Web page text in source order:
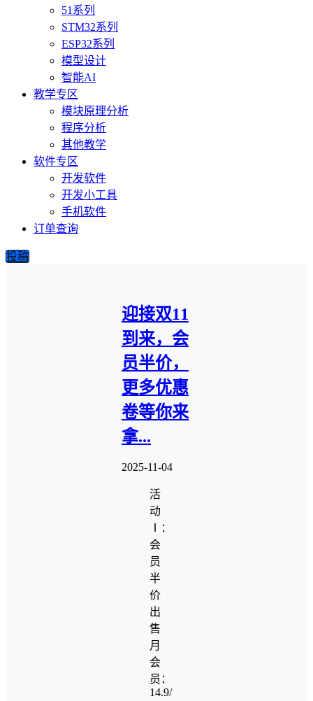
51系列
STM32系列
ESP32系列
模型设计
智能AI
教学专区
模块原理分析
程序分析
其他教学
软件专区
开发软件
开发小工具
手机软件
订单查询
投稿
迎接双11
到来，会
员半价，
更多优惠
卷等你来
拿...
2025-11-04
活
动
Ⅰ：
会
员
半
价
出
售
月
会
员：
14.9/